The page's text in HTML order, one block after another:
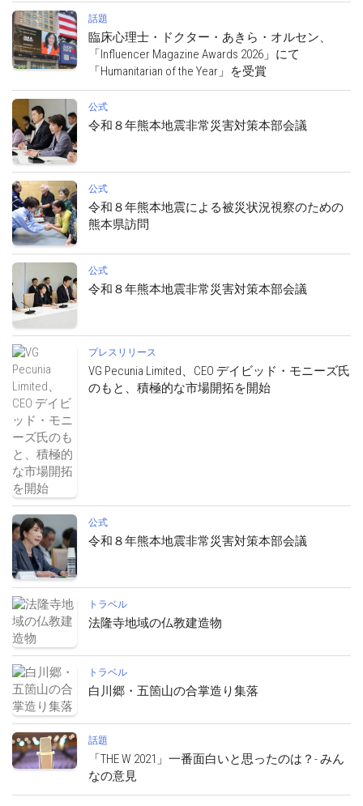
話題
臨床心理士・ドクター・あきら・オルセン、
「Influencer Magazine Awards 2026」にて
「Humanitarian of the Year」を受賞
公式
令和８年熊本地震非常災害対策本部会議
公式
令和８年熊本地震による被災状況視察のための
熊本県訪問
公式
令和８年熊本地震非常災害対策本部会議
プレスリリース
VG Pecunia Limited、CEO デイビッド・モニーズ氏
のもと、積極的な市場開拓を開始
公式
令和８年熊本地震非常災害対策本部会議
トラベル
法隆寺地域の仏教建造物
トラベル
白川郷・五箇山の合掌造り集落
話題
「THE W 2021」一番面白いと思ったのは？- みん
なの意見